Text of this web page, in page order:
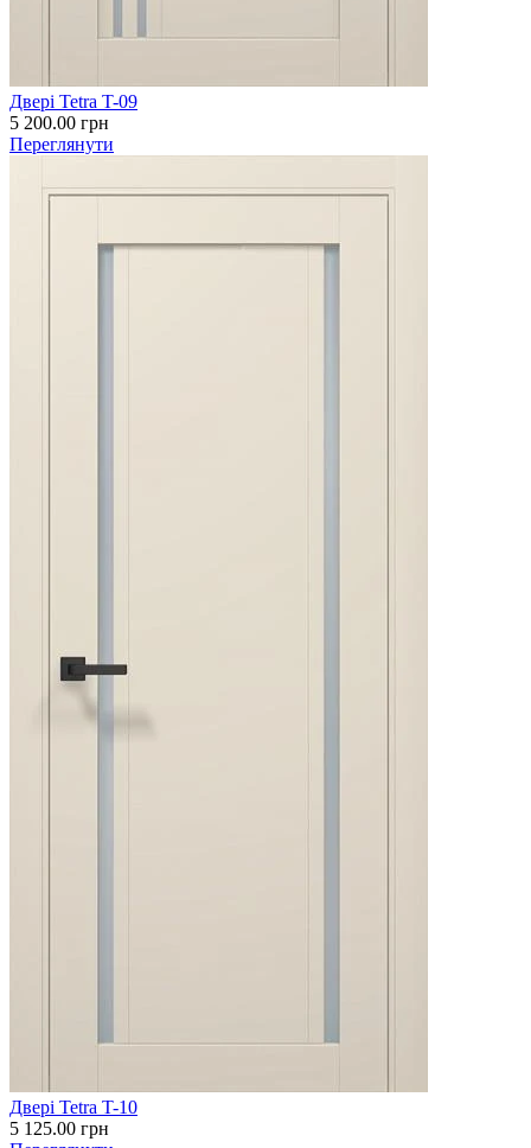
Двері Tetra T-09
5 200.00 грн
Переглянути
Двері Tetra T-10
5 125.00 грн